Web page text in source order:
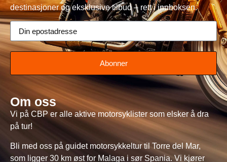
destinasjoner og eksklusive tilbud – rett i innboksen.
Abonner
Om oss
Vi på CBP er alle aktive motorsyklister som elsker å dra
på tur!
Bli med oss på guidet motorsykkeltur til Torre del Mar,
som ligger 30 km øst for Malaga i sør Spania. Vi kjører